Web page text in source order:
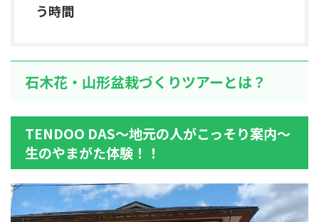
う時間
石木花・山形盆栽づくりツアーとは？
TENDOO DAS～地元の人がこっそり案内～
生のやまがた体験！！